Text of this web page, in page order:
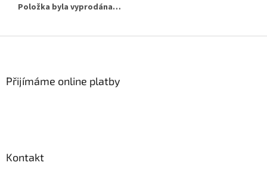
Položka byla vyprodána…
Přijímáme online platby
Kontakt